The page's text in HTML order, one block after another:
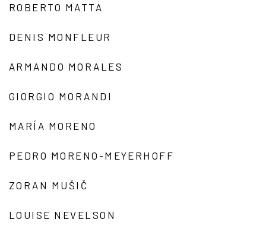
ROBERTO MATTA
DENIS MONFLEUR
ARMANDO MORALES
GIORGIO MORANDI
MARÍA MORENO
PEDRO MORENO-MEYERHOFF
ZORAN MUŠIČ
LOUISE NEVELSON